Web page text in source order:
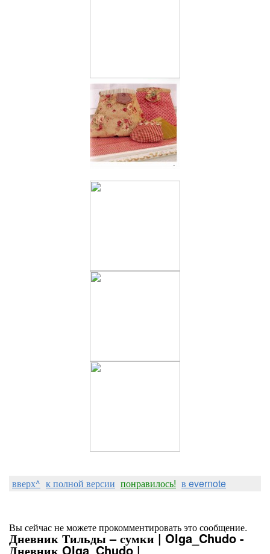
вверх^ к полной версии понравилось! в evernote
Вы сейчас не можете прокомментировать это сообщение.
Дневник Тильды – сумки | Olga_Chudo -
Дневник Olga_Chudo |